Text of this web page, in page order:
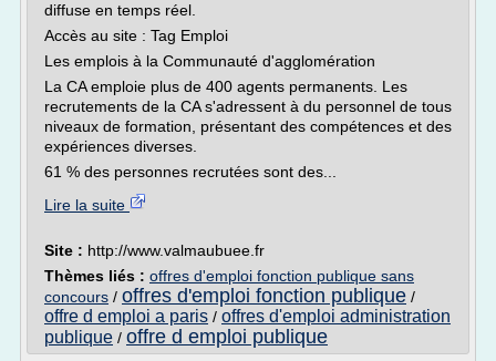
diffuse en temps réel.
Accès au site : Tag Emploi
Les emplois à la Communauté d'agglomération
La CA emploie plus de 400 agents permanents. Les
recrutements de la CA s'adressent à du personnel de tous
niveaux de formation, présentant des compétences et des
expériences diverses.
61 % des personnes recrutées sont des...
Lire la suite
Site : http://www.valmaubuee.fr
Thèmes liés : offres d'emploi fonction publique sans
concours / offres d'emploi fonction publique /
offre d emploi a paris / offres d'emploi administration
publique / offre d emploi publique